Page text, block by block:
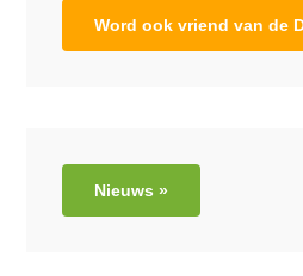
Word ook vriend van de
Nieuws »